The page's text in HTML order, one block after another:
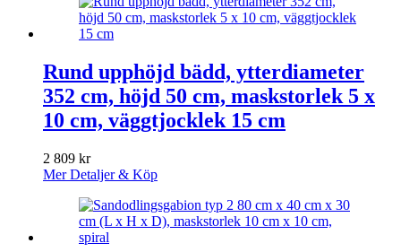
Rund upphöjd bädd, ytterdiameter
352 cm, höjd 50 cm, maskstorlek 5 x
10 cm, väggtjocklek 15 cm
2 809 kr
Mer Detaljer & Köp